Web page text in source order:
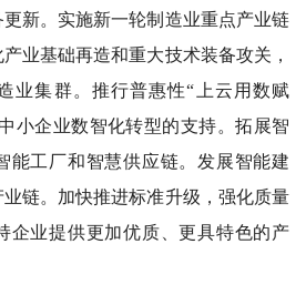
新。实施新一轮制造业重点产业链
业基础再造和重大技术装备攻关，
业集群。推行普惠性“上云用数赋
小企业数智化转型的支持。拓展智
能工厂和智慧供应链。发展智能建
链。加快推进标准升级，强化质量
企业提供更加优质、更具特色的产